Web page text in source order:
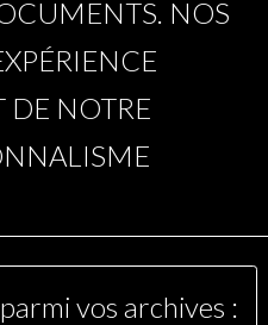
NOS
DE NOTRE
vos archives :